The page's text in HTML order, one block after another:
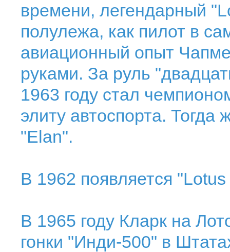
времени, легендарный
полулежа, как пилот в
авиационный опыт
руками. За руль
1963 году стал
элиту автоспорта. Тогда
"Elan".
В 1962 появляется
В 1965 году Кларк на
гонки "Инди-500" в